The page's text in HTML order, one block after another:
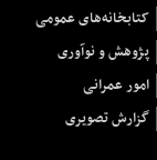
کتابخانه‌های عمومی
پژوهش و نوآوری
امور عمرانی
گزارش تصویری